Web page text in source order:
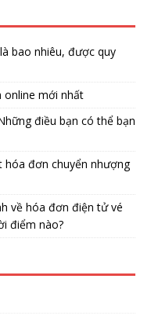
bao nhiêu, được quy
online mới nhất
điều bạn có thể bạn
hóa đơn chuyển nhượng
về hóa đơn điện tử vé
điểm nào?